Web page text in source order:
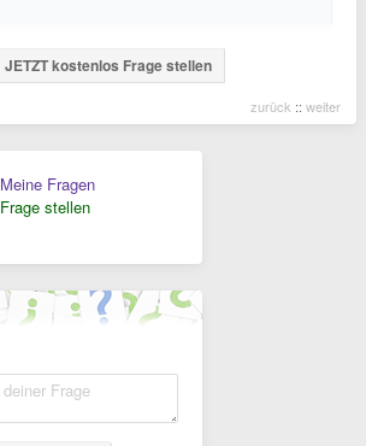
JETZT kostenlos Frage stellen
zurück :: weiter
Meine Fragen
Frage stellen